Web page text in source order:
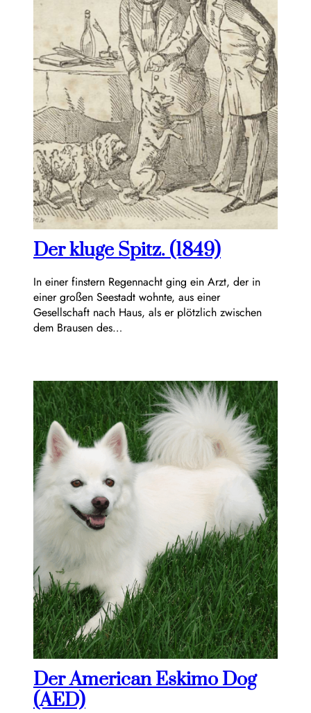
Der kluge Spitz. (1849)
In einer finstern Regennacht ging ein Arzt, der in
einer großen Seestadt wohnte, aus einer
Gesellschaft nach Haus, als er plötzlich zwischen
dem Brausen des…
Der American Eskimo Dog
(AED)